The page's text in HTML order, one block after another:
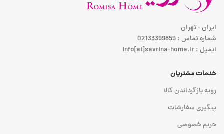
ایران - تهران
شماره تماس : 02133399859
ایمیل : info[at]savrina-home.ir
خدمات مشتریان
رویه بازگرداندن کالا
پیگیری سفارشات
حریم خصوصی